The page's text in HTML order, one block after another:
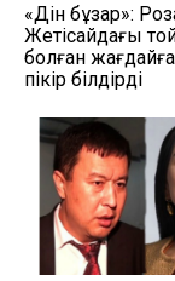
«Дін бұзар»:
Жетісайдағы
болған
пікір білдірді